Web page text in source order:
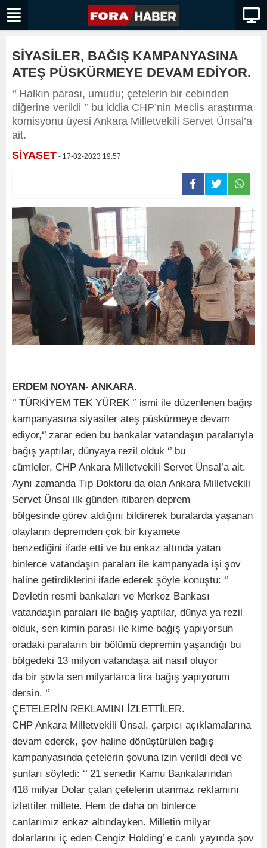
SİYASİLER, BAĞIŞ KAMPANYASINA
ATEŞ PÜSKÜRMEYE DEVAM EDİYOR.
‘’ Halkın parası, umudu; çetelerin bir cebinden
diğerine verildi ’’ bu iddia CHP’nin Meclis araştırma
komisyonu üyesi Ankara Milletvekili Servet Ünsal’a
ait.
SİYASET - 17-02-2023 19:57
ERDEM NOYAN- ANKARA.
‘’ TÜRKİYEM TEK YÜREK ‘’ ismi ile düzenlenen bağış
kampanyasına siyasiler ateş püskürmeye devam
ediyor,‘’ zarar eden bu bankalar vatandaşın paralarıyla
bağış yaptılar, dünyaya rezil olduk ‘’ bu
cümleler, CHP Ankara Milletvekili Servet Ünsal’a ait.
Aynı zamanda Tıp Doktoru da olan Ankara Milletvekili
Servet Ünsal ilk günden itibaren deprem
bölgesinde görev aldığını bildirerek buralarda yaşanan
olayların depremden çok bir kıyamete
benzediğini ifade etti ve bu enkaz altında yatan
binlerce vatandaşın paraları ile kampanyada işi şov
haline getirdiklerini ifade ederek şöyle konuştu: ‘’
Devletin resmi bankaları ve Merkez Bankası
vatandaşın paraları ile bağış yaptılar, dünya ya rezil
olduk, sen kimin parası ile kime bağış yapıyorsun
oradaki paraların bir bölümü depremin yaşandığı bu
bölgedeki 13 milyon vatandaşa ait nasıl oluyor
da bir şovla sen milyarlarca lira bağış yapıyorum
dersin. ‘’
ÇETELERİN REKLAMINI İZLETTİLER.
CHP Ankara Milletvekili Ünsal, çarpıcı açıklamalarına
devam ederek, şov haline dönüştürülen bağış
kampanyasında çetelerin şovuna izin verildi dedi ve
şunları söyledi: ‘’ 21 senedir Kamu Bankalarından
418 milyar Dolar çalan çetelerin utanmaz reklamını
izlettiler millete. Hem de daha on binlerce
canlarımız enkaz altındayken. Milletin milyar
dolarlarını iç eden Cengiz Holding’ e canlı yayında şov